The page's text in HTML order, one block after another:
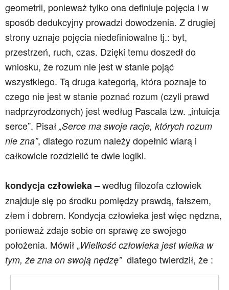
geometrii, ponieważ tylko ona definiuje pojęcia i w
sposób dedukcyjny prowadzi dowodzenia. Z drugiej
strony uznaje pojęcia niedefiniowalne tj.: byt,
przestrzeń, ruch, czas. Dzięki temu doszedł do
wniosku, że rozum nie jest w stanie pojąć
wszystkiego. Tą druga kategorią, która poznaje to
czego nie jest w stanie poznać rozum (czyli prawd
nadprzyrodzonych) jest według Pascala tzw. „intuicja
serce”. Pisał „Serce ma swoje racje, których rozum
nie zna”, dlatego rozum należy dopełnić wiarą i
całkowicie rozdzielić te dwie logiki.
kondycja człowieka –według filozofa człowiek
znajduje się po środku pomiędzy prawdą, fałszem,
złem i dobrem. Kondycja człowieka jest więc nędzna,
ponieważ zdaje sobie on sprawę ze swojego
położenia. Mówił „Wielkość człowieka jest wielka w
tym, że zna on swoją nędzę” dlatego twierdził, że :